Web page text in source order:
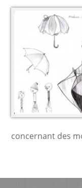
concernant des